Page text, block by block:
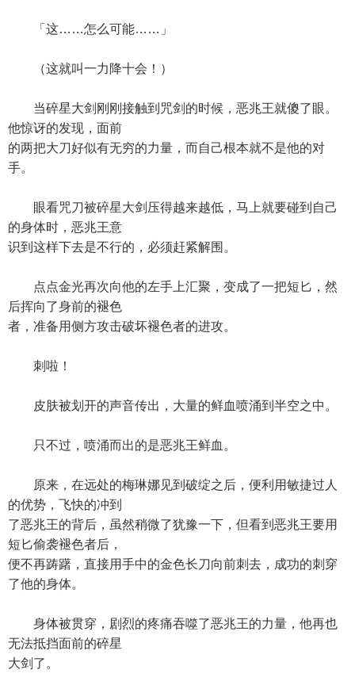
「这……怎么可能……」
（这就叫一力降十会！）
当碎星大剑刚刚接触到咒剑的时候，恶兆王就傻了眼。
他惊讶的发现，面前
的两把大刀好似有无穷的力量，而自己根本就不是他的对
手。
眼看咒刀被碎星大剑压得越来越低，马上就要碰到自己
的身体时，恶兆王意
识到这样下去是不行的，必须赶紧解围。
点点金光再次向他的左手上汇聚，变成了一把短匕，然
后挥向了身前的褪色
者，准备用侧方攻击破坏褪色者的进攻。
刺啦！
皮肤被划开的声音传出，大量的鲜血喷涌到半空之中。
只不过，喷涌而出的是恶兆王鲜血。
原来，在远处的梅琳娜见到破绽之后，便利用敏捷过人
的优势，飞快的冲到
了恶兆王的背后，虽然稍微了犹豫一下，但看到恶兆王要用
短匕偷袭褪色者后，
便不再踌躇，直接用手中的金色长刀向前刺去，成功的刺穿
了他的身体。
身体被贯穿，剧烈的疼痛吞噬了恶兆王的力量，他再也
无法抵挡面前的碎星
大剑了。